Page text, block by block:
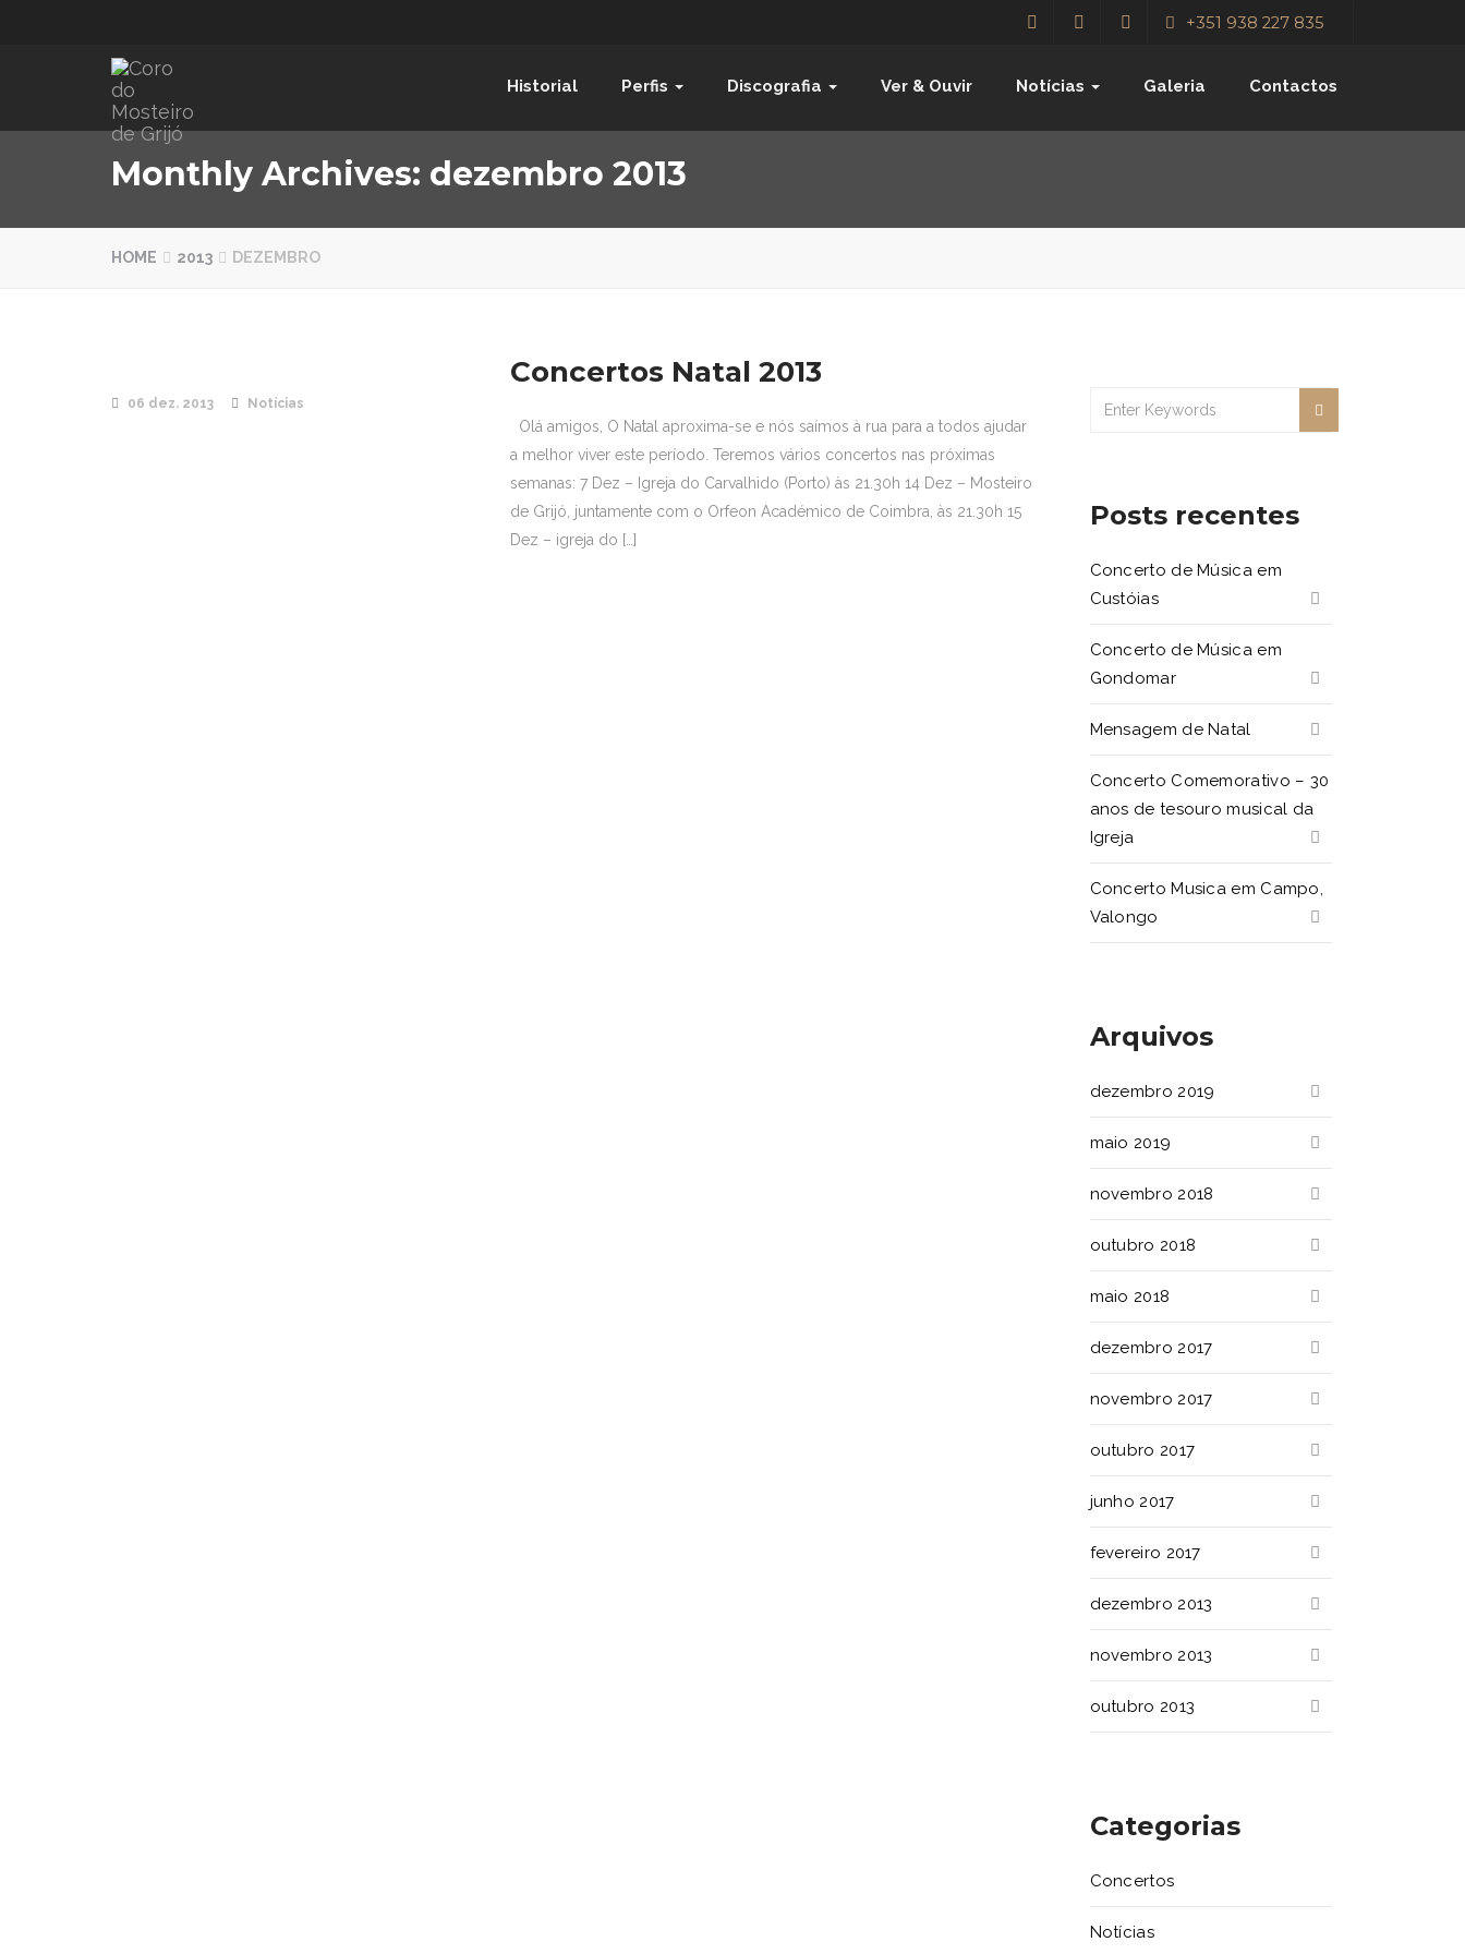
+351 938 227 835
Historial Perfis Discografia Ver & Ouvir Notícias Galeria Contactos
Monthly Archives: dezembro 2013
HOME 2013 DEZEMBRO
06 dez. 2013 Notícias
Concertos Natal 2013
Olá amigos, O Natal aproxima-se e nós saímos à rua para a todos ajudar
a melhor viver este período. Teremos vários concertos nas próximas
semanas: 7 Dez – Igreja do Carvalhido (Porto) às 21.30h 14 Dez – Mosteiro
de Grijó, juntamente com o Orfeon Académico de Coimbra, às 21.30h 15
Dez – igreja do […]
Posts recentes
Concerto de Música em
Custóias
Concerto de Música em
Gondomar
Mensagem de Natal
Concerto Comemorativo – 30
anos de tesouro musical da
Igreja
Concerto Musica em Campo,
Valongo
Arquivos
dezembro 2019
maio 2019
novembro 2018
outubro 2018
maio 2018
dezembro 2017
novembro 2017
outubro 2017
junho 2017
fevereiro 2017
dezembro 2013
novembro 2013
outubro 2013
Categorias
Concertos
Notícias